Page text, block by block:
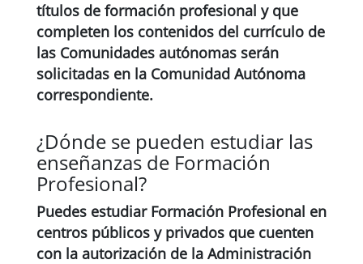
títulos de formación profesional y que
completen los contenidos del currículo de
las Comunidades autónomas serán
solicitadas en la Comunidad Autónoma
correspondiente.
¿Dónde se pueden estudiar las
enseñanzas de Formación
Profesional?
Puedes estudiar Formación Profesional en
centros públicos y privados que cuenten
con la autorización de la Administración